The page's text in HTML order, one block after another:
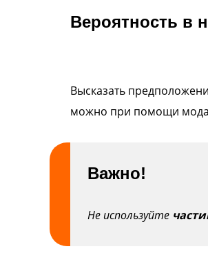
Вероятность в
Высказать
можно при помощи
Важно!
Не используйте